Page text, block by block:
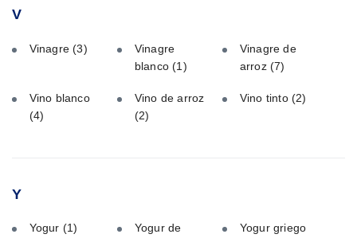
V
Vinagre(3)
Vinagre
blanco(1)
Vinagre de
arroz(7)
Vino blanco
(4)
Vino de arroz
(2)
Vino tinto(2)
Y
Yogur (1)
Yogur de
Yogur griego